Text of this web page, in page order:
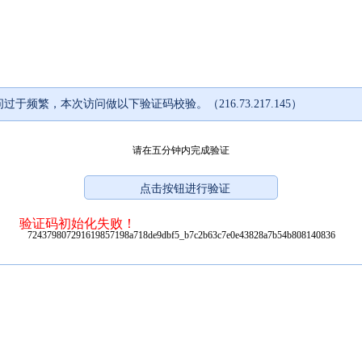
过于频繁，本次访问做以下验证码校验。（216.73.217.145）
请在五分钟内完成验证
验证码初始化失败！
724379807291619857198a718de9dbf5_b7c2b63c7e0e43828a7b54b808140836